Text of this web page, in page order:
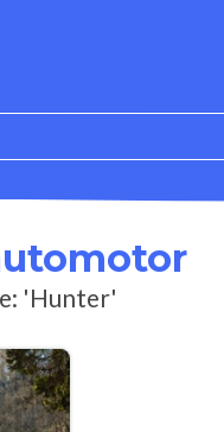
'Hunter'